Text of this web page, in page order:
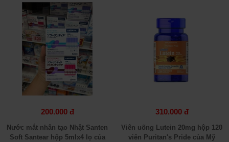
200.000 đ
Nước mắt nhân tạo Nhật Santen
Soft Santear hộp 5mlx4 lọ của
310.000 đ
Viên uống Lutein 20mg hộp 120
viên Puritan's Pride của Mỹ